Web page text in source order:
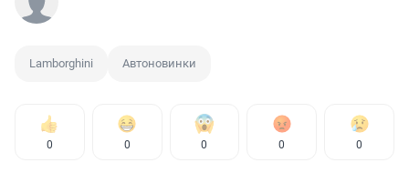
Lamborghini Автоновинки
0 0 0 0 0